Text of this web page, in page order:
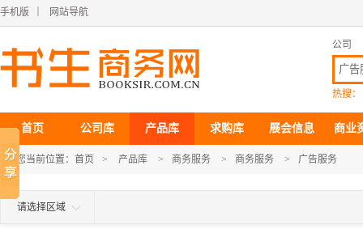
手机版 网站导航
公司
热搜：
首页 公司库 产品库 求购库 展会信息 商业
您当前位置： 首页 > 产品库 > 商务服务 > 商务服务 > 广告服务
请选择区域